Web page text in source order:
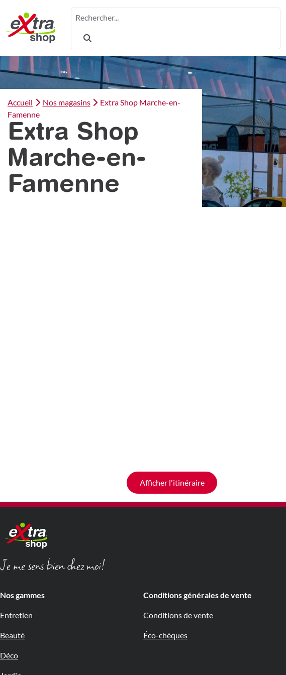
Accueil Nos magasins
Extra Shop Marche-en-
Famenne
Extra Shop
Marche-en-
Famenne
Afficher l'itinéraire
Je me sens bien chez moi!
Nos gammes
Entretien
Beauté
Déco
Conditions générales de vente
Conditions de vente
Éco-chèques